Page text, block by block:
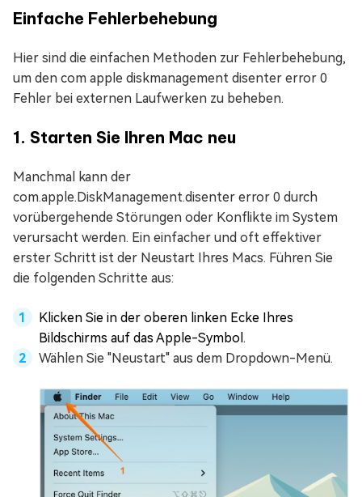
Einfache Fehlerbehebung
Hier sind die einfachen Methoden zur Fehlerbehebung,
um den com apple diskmanagement disenter error 0
Fehler bei externen Laufwerken zu beheben.
1. Starten Sie Ihren Mac neu
Manchmal kann der
com.apple.DiskManagement.disenter error 0 durch
vorübergehende Störungen oder Konflikte im System
verursacht werden. Ein einfacher und oft effektiver
erster Schritt ist der Neustart Ihres Macs. Führen Sie
die folgenden Schritte aus:
Klicken Sie in der oberen linken Ecke Ihres
Bildschirms auf das Apple-Symbol.
Wählen Sie "Neustart" aus dem Dropdown-Menü.